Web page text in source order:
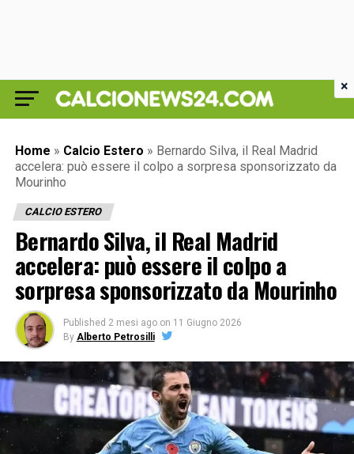
Home » Calcio Estero » Bernardo Silva, il Real Madrid
accelera: può essere il colpo a sorpresa sponsorizzato da
Mourinho
CALCIO ESTERO
Bernardo Silva, il Real Madrid
accelera: può essere il colpo a
sorpresa sponsorizzato da Mourinho
Published 2 mesi ago on 11 Giugno 2026
By Alberto Petrosilli
×